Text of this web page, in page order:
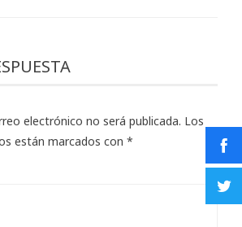
electrónico no será publicada. Los
están marcados con *